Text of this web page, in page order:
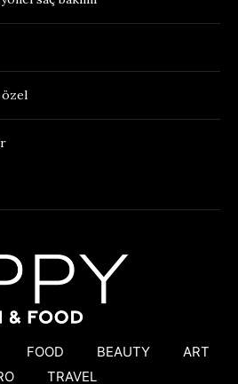
özel
FOOD BEAUTY
ART
TRAVEL